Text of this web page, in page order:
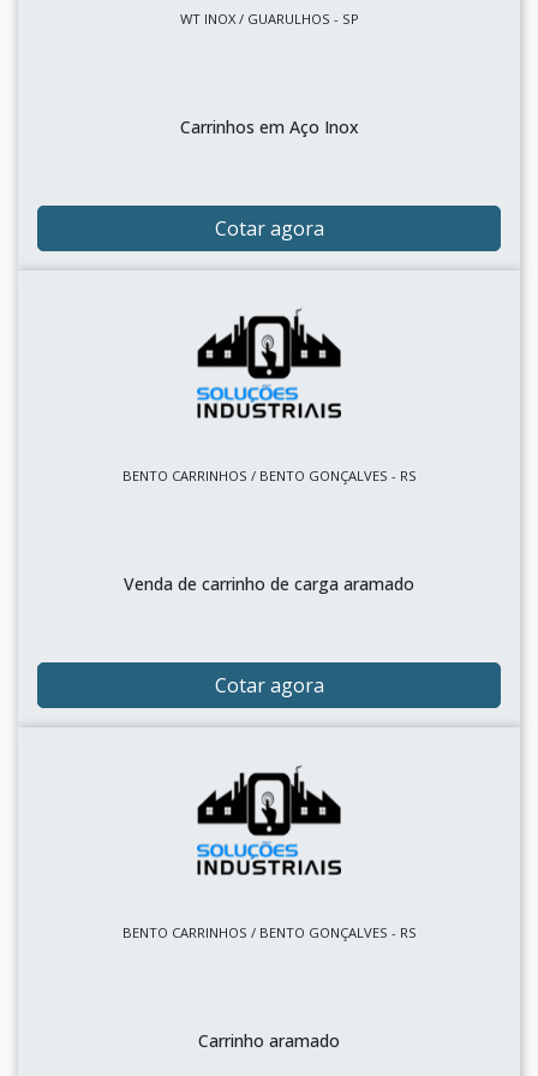
WT INOX / GUARULHOS - SP
Carrinhos em Aço Inox
Cotar agora
BENTO CARRINHOS / BENTO GONÇALVES - RS
Venda de carrinho de carga aramado
Cotar agora
BENTO CARRINHOS / BENTO GONÇALVES - RS
Carrinho aramado